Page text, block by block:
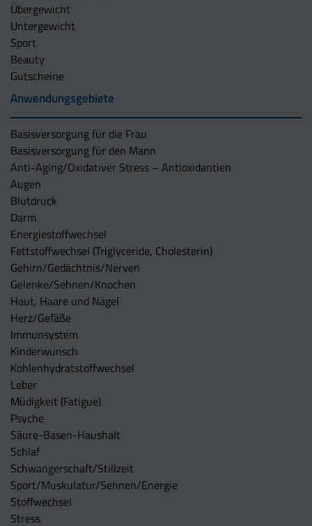
Übergewicht
Untergewicht
Sport
Beauty
Gutscheine
Anwendungsgebiete
Basisversorgung für die Frau
Basisversorgung für den Mann
Anti-Aging/Oxidativer Stress – Antioxidantien
Augen
Blutdruck
Darm
Energiestoffwechsel
Fettstoffwechsel (Triglyceride, Cholesterin)
Gehirn/Gedächtnis/Nerven
Gelenke/Sehnen/Knochen
Haut, Haare und Nägel
Herz/Gefäße
Immunsystem
Kinderwunsch
Kohlenhydratstoffwechsel
Leber
Müdigkeit (Fatigue)
Psyche
Säure-Basen-Haushalt
Schlaf
Schwangerschaft/Stillzeit
Sport/Muskulatur/Sehnen/Energie
Stoffwechsel
Stress